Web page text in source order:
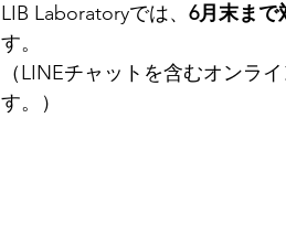
LIB Laboratoryでは、 6月末まで
す。
（LINEチャットを含むオンラ
す。）